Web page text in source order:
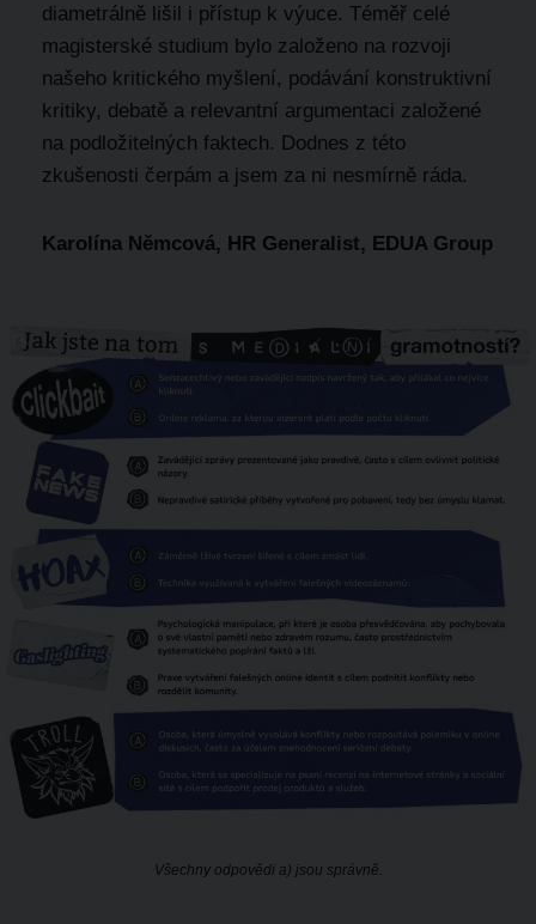
diametrálně lišil i přístup k výuce. Téměř celé
magisterské studium bylo založeno na rozvoji
našeho kritického myšlení, podávání konstruktivní
kritiky, debatě a relevantní argumentaci založené
na podložitelných faktech. Dodnes z této
zkušenosti čerpám a jsem za ni nesmírně ráda.
Karolína Němcová, HR Generalist, EDUA Group
Všechny odpovědi a) jsou správně.